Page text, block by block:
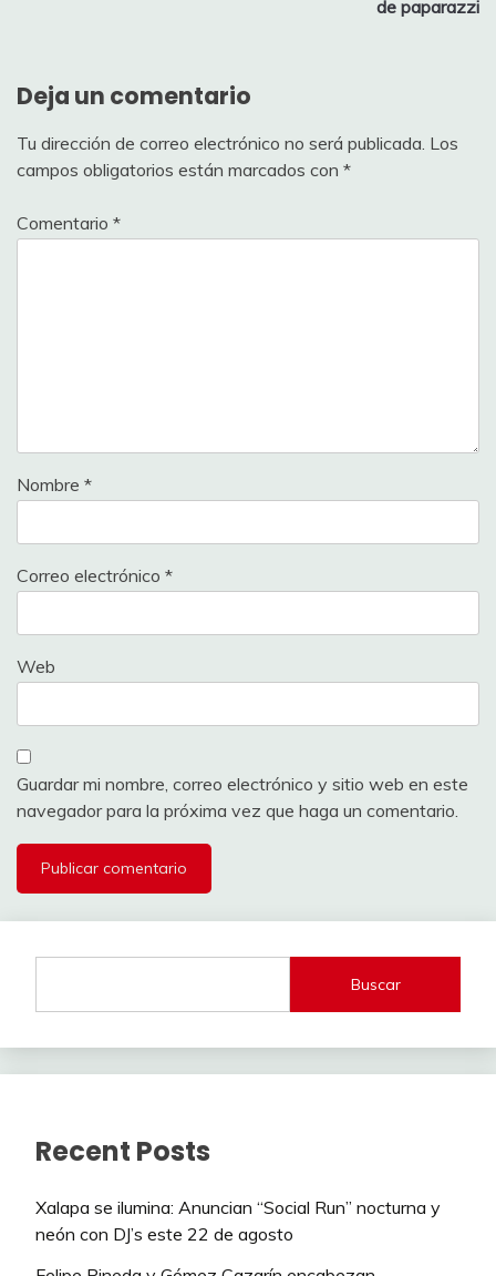
de paparazzi
Deja un comentario
Tu dirección de correo electrónico no será publicada. Los
campos obligatorios están marcados con *
Comentario *
Nombre *
Correo electrónico *
Web
Guardar mi nombre, correo electrónico y sitio web en este
navegador para la próxima vez que haga un comentario.
Buscar
Recent Posts
Xalapa se ilumina: Anuncian “Social Run” nocturna y
neón con DJ’s este 22 de agosto